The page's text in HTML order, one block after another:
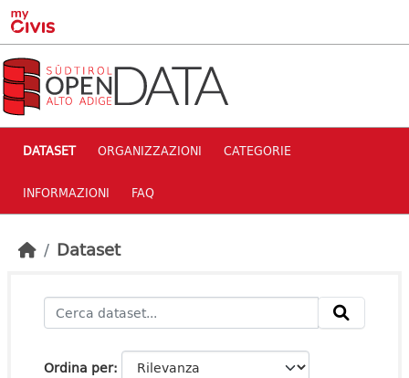
Skip to main content
DATASET ORGANIZZAZIONI CATEGORIE
INFORMAZIONI FAQ
Dataset
Ordina per